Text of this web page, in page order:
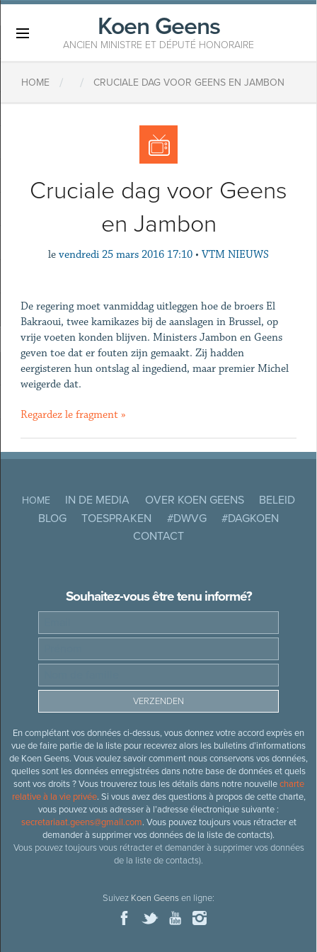
Koen Geens
ANCIEN MINISTRE ET DÉPUTÉ HONORAIRE
HOME / / CRUCIALE DAG VOOR GEENS EN JAMBON
Cruciale dag voor Geens
en Jambon
le vendredi 25 mars 2016 17:10 • VTM NIEUWS
De regering moet vanmiddag uitleggen hoe de broers El
Bakraoui, twee kamikazes bij de aanslagen in Brussel, op
vrije voeten konden blijven. Ministers Jambon en Geens
geven toe dat er fouten zijn gemaakt. Zij hadden
eergisteren hun ontslag al ingediend, maar premier Michel
weigerde dat.
Regardez le fragment »
HOME IN DE MEDIA OVER KOEN GEENS
BELEID
BLOG
TOESPRAKEN #DWVG
#DAGKOEN
CONTACT
Souhaitez-vous être tenu informé?
En complétant vos données ci-dessus, vous donnez votre accord exprès en
vue de faire partie de la liste pour recevrez alors les bulletins d’informations
de Koen Geens. Vous voulez savoir comment nous conservons vos données,
quelles sont les données enregistrées dans notre base de données et quels
sont vos droits ? Vous trouverez tous les détails dans notre nouvellecharte
relative à la vie privée. Si vous avez des questions à propos de cette charte,
vous pouvez vous adresser à l’adresse électronique suivante :
secretariaat.geens@gmail.com. Vous pouvez toujours vous rétracter et
demander à supprimer vos données de la liste de contacts).
Vous pouvez toujours vous rétracter et demander à supprimer vos données
de la liste de contacts).
Suivez Koen Geensen ligne: